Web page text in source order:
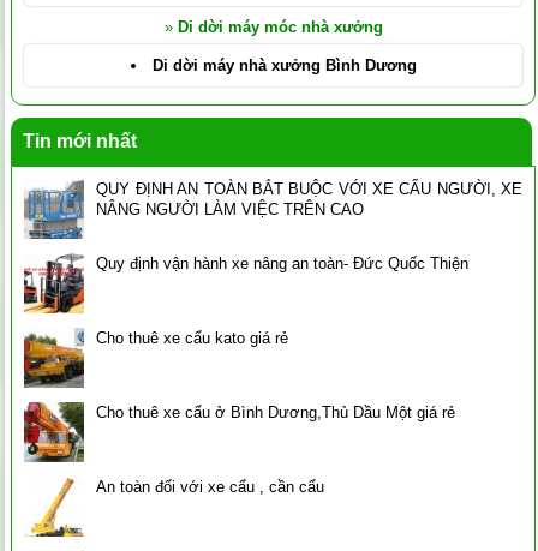
» Di dời máy móc nhà xưởng
Di dời máy nhà xưởng Bình Dương
Tin mới nhất
QUY ĐỊNH AN TOÀN BẮT BUỘC VỚI XE CẨU NGƯỜI, XE
NÂNG NGƯỜI LÀM VIỆC TRÊN CAO
Quy định vận hành xe nâng an toàn- Đức Quốc Thiện
Cho thuê xe cẩu kato giá rẻ
Cho thuê xe cẩu ở Bình Dương,Thủ Dầu Một giá rẻ
An toàn đối với xe cẩu , cần cẩu